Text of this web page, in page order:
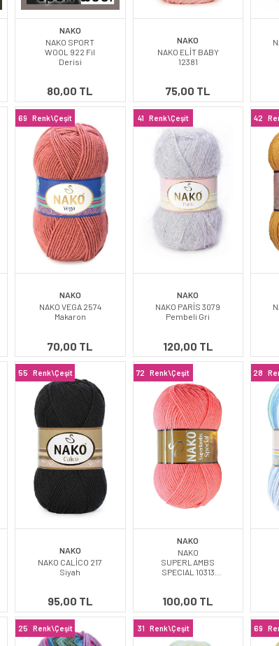
NAKO
NAKO SPORT
WOOL 922 Fil
Derisi
80,00 TL
NAKO
NAKO ELİT BABY
12381
75,00 TL
69 Renk\Çeşit
NAKO
NAKO VEGA 2574
Makaron
70,00 TL
41 Renk\Çeşit
NAKO
NAKO PARİS 3079
Pembeli Gri
120,00 TL
42
55 Renk\Çeşit
NAKO
NAKO CALİCO 217
Siyah
95,00 TL
72 Renk\Çeşit
NAKO
NAKO
SUPERLAMBS
SPECIAL 10313
100,00 TL
28
25 Renk\Çeşit 31 Renk\Çeşit 69